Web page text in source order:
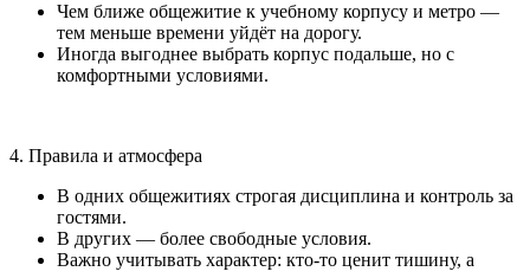
Чем ближе общежитие к учебному корпусу и метро —
тем меньше времени уйдёт на дорогу.
Иногда выгоднее выбрать корпус подальше, но с
комфортными условиями.
4. Правила и атмосфера
В одних общежитиях строгая дисциплина и контроль за
гостями.
В других — более свободные условия.
Важно учитывать характер: кто-то ценит тишину, а